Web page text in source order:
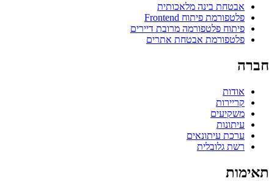
אבטחת בינה מלאכותית
פלטפורמת פיתוח Frontend
פיתוח פלטפורמה מרובת דיירים
פלטפורמת אבטחת אתרים
חברה
אודות
קריירות
משקיעים
עיתונות
ערכת עיתונאים
רשת גלובלית
תאימות